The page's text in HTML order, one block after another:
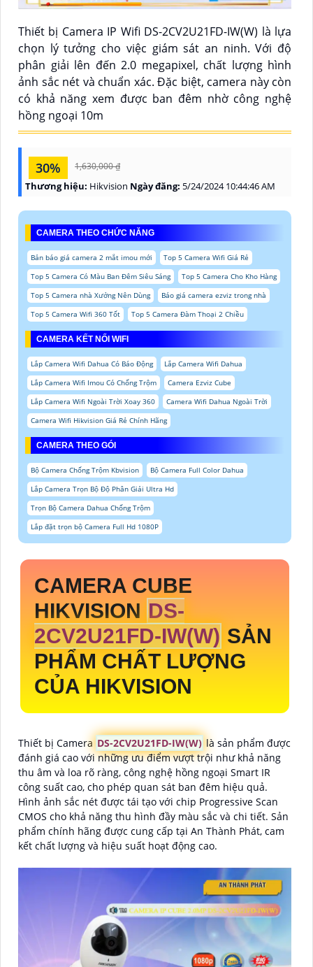
Thiết bị Camera IP Wifi DS-2CV2U21FD-IW(W) là lựa
chọn lý tưởng cho việc giám sát an ninh. Với độ
phân giải lên đến 2.0 megapixel, chất lượng hình
ảnh sắc nét và chuẩn xác. Đặc biệt, camera này còn
có khả năng xem được ban đêm nhờ công nghệ
hồng ngoại 10m
30% 1,630,000 ₫
Thương hiệu: Hikvision Ngày đăng: 5/24/2024 10:44:46 AM
CAMERA THEO CHỨC NĂNG
Bản báo giá camera 2 mắt imou mới
Top 5 Camera Wifi Giá Rẻ
Top 5 Camera Có Màu Ban Đêm Siêu Sáng
Top 5 Camera Cho Kho Hàng
Top 5 Camera nhà Xưởng Nên Dùng
Báo giá camera ezviz trong nhà
Top 5 Camera Wifi 360 Tốt
Top 5 Camera Đàm Thoại 2 Chiều
CAMERA KẾT NỐI WIFI
Lắp Camera Wifi Dahua Có Báo Động
Lắp Camera Wifi Dahua
Lắp Camera Wifi Imou Có Chống Trộm
Camera Ezviz Cube
Lắp Camera Wifi Ngoài Trời Xoay 360
Camera Wifi Dahua Ngoài Trời
Camera Wifi Hikvision Giá Rẻ Chính Hãng
CAMERA THEO GÓI
Bộ Camera Chống Trộm Kbvision
Bộ Camera Full Color Dahua
Lắp Camera Trọn Bộ Độ Phân Giải Ultra Hd
Trọn Bộ Camera Dahua Chống Trộm
Lắp đặt trọn bộ Camera Full Hd 1080P
CAMERA CUBE
HIKVISION DS-
2CV2U21FD-IW(W) SẢN
PHẨM CHẤT LƯỢNG
CỦA HIKVISION
Thiết bị Camera DS-2CV2U21FD-IW(W) là sản phẩm được
đánh giá cao với những ưu điểm vượt trội như khả năng
thu âm và loa rõ ràng, công nghệ hồng ngoại Smart IR
công suất cao, cho phép quan sát ban đêm hiệu quả.
Hình ảnh sắc nét được tái tạo với chip Progressive Scan
CMOS cho khả năng thu hình đầy màu sắc và chi tiết. Sản
phẩm chính hãng được cung cấp tại An Thành Phát, cam
kết chất lượng và hiệu suất hoạt động cao.